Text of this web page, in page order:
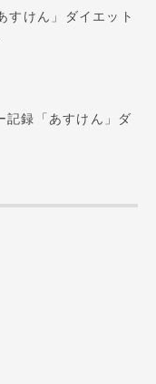
すけん」ダイエット